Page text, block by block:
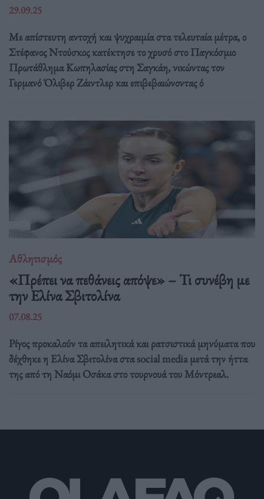
29.09.25
Με απίστευτη αντοχή και ψυχραιμία στα τελευταία μέτρα, ο
Στέφανος Ντούσκος κατέκτησε το χρυσό στο Παγκόσμιο
Πρωτάθλημα Κωπηλασίας στη Σαγκάη, νικώντας τον
Γερμανό Όλιβερ Ζάιντλερ και επιβεβαιώνοντας ό
Αθλητισμός
«Πρέπει να πεθάνεις απόψε» – Τι συνέβη με
την Ελίνα Σβιτολίνα
07.08.25
Ρίγος προκαλούν τα απειλητικά και ρατσιστικά μηνύματα που
δέχθηκε η Ελίνα Σβιτολίνα στα social media μετά την ήττα
της από τη Ναόμι Οσάκα στο τουρνουά του Μόντρεαλ.